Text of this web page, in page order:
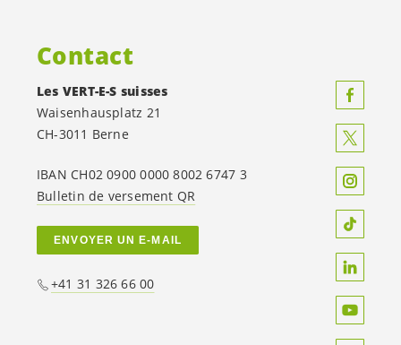
Contact
Les VERT-E-S suisses
Waisenhausplatz 21
CH-3011 Berne
IBAN CH02 0900 0000 8002 6747 3
Bulletin de versement QR
ENVOYER UN E-MAIL
+41 31 326 66 00